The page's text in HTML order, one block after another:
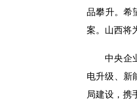
品攀升。希
案。山西将
中央企业
电升级、新
局建设，携